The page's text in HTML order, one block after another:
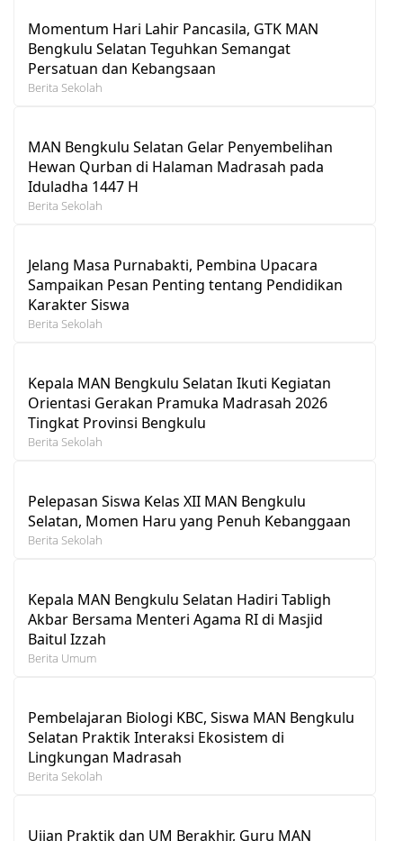
Momentum Hari Lahir Pancasila, GTK MAN
Bengkulu Selatan Teguhkan Semangat
Persatuan dan Kebangsaan
Berita Sekolah
MAN Bengkulu Selatan Gelar Penyembelihan
Hewan Qurban di Halaman Madrasah pada
Iduladha 1447 H
Berita Sekolah
Jelang Masa Purnabakti, Pembina Upacara
Sampaikan Pesan Penting tentang Pendidikan
Karakter Siswa
Berita Sekolah
Kepala MAN Bengkulu Selatan Ikuti Kegiatan
Orientasi Gerakan Pramuka Madrasah 2026
Tingkat Provinsi Bengkulu
Berita Sekolah
Pelepasan Siswa Kelas XII MAN Bengkulu
Selatan, Momen Haru yang Penuh Kebanggaan
Berita Sekolah
Kepala MAN Bengkulu Selatan Hadiri Tabligh
Akbar Bersama Menteri Agama RI di Masjid
Baitul Izzah
Berita Umum
Pembelajaran Biologi KBC, Siswa MAN Bengkulu
Selatan Praktik Interaksi Ekosistem di
Lingkungan Madrasah
Berita Sekolah
Ujian Praktik dan UM Berakhir, Guru MAN